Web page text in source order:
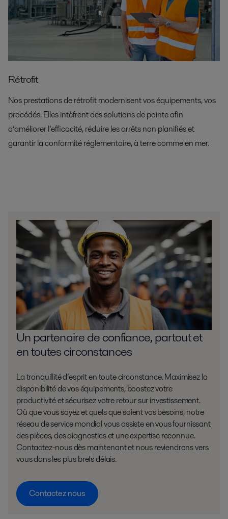
Rétrofit
Nos prestations de rétrofit modernisent vos équipements, vos
procédés. Elles intèfrent des solutions de pointe afin
d’améliorer l’efficacité, réduire les arrêts non planifiés et
garantir la conformité réglementaire, à terre comme en mer.
Un partenaire de confiance, partout et
en toutes circonstances
La tranquillité d’esprit en toute circonstance. Maximisez la
disponibilité de vos équipements, boostez votre
productivité et sécurisez votre retour sur investissement.
Où que vous soyez et quels que soient vos besoins, notre
réseau de service mondial vous assiste en vous fournissant
des pièces, des diagnostics et une expertise reconnue.
Contactez-nous dès maintenant et nous reviendrons vers
vous dans les plus brefs délais.
Contactez nous